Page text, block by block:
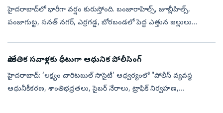
హైదరాబాద్‌లో భారీగా వర్షం కురుస్తోంది. బంజారాహిల్స్‌, జూబ్లీహిల్స్‌,
పంజాగుట్ట, సనత్‌ నగర్‌, ఎర్రగడ్డ, బోరబండలో పెద్ద ఎత్తున జల్లులు
సాంకేతిక సవాళ్లకు ధీటుగా ఆధునిక పోలీసింగ్‌
హైదరాబాద్: ‘లక్ష్యం చారిటబుల్ సొసైటీ’ ఆధ్వర్యంలో "పోలీస్ వ్యవస్థ
ఆధునీకీకరణ, శాంతిభద్రతలు, సైబర్ నేరాలు, ట్రాఫిక్ నిర్వహణ,